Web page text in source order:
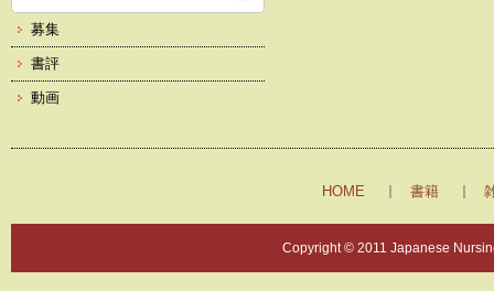
募集
書評
動画
HOME 書籍
Copyright © 2011 Japanese